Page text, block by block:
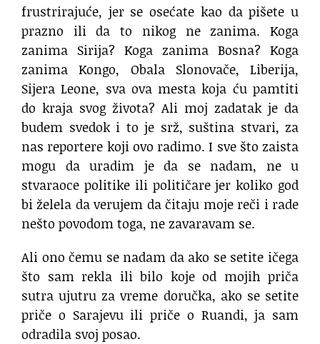
frustrirajuće, jer se osećate kao da pišete u
prazno ili da to nikog ne zanima. Koga
zanima Sirija? Koga zanima Bosna? Koga
zanima Kongo, Obala Slonovače, Liberija,
Sijera Leone, sva ova mesta koja ću pamtiti
do kraja svog života? Ali moj zadatak je da
budem svedok i to je srž, suština stvari, za
nas reportere koji ovo radimo. I sve što zaista
mogu da uradim je da se nadam, ne u
stvaraoce politike ili političare jer koliko god
bi želela da verujem da čitaju moje reči i rade
nešto povodom toga, ne zavaravam se.
Ali ono čemu se nadam da ako se setite ičega
što sam rekla ili bilo koje od mojih priča
sutra ujutru za vreme doručka, ako se setite
priče o Sarajevu ili priče o Ruandi, ja sam
odradila svoj posao.